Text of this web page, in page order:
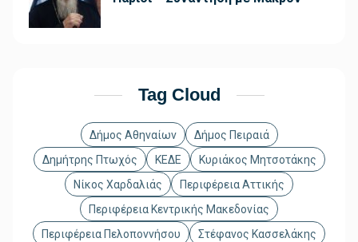
Tag Cloud
Δήμος Αθηναίων
Δήμος Πειραιά
Δημήτρης Πτωχός
ΚΕΔΕ
Κυριάκος Μητσοτάκης
Νίκος Χαρδαλιάς
Περιφέρεια Αττικής
Περιφέρεια Κεντρικής Μακεδονίας
Περιφέρεια Πελοποννήσου
Στέφανος Κασσελάκης